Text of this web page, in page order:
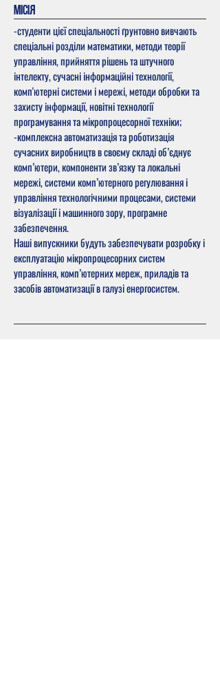
МІСІЯ
-студенти цієї спеціальності ґрунтовно вивчають
спеціальні розділи математики, методи теорії
управління, прийняття рішень та штучного
інтелекту, сучасні інформаційні технології,
комп'ютерні системи і мережі, методи обробки та
захисту інформації, новітні технології
програмування та мікропроцесорної техніки;
-комплексна автоматизація та роботизація
сучасних виробництв в своєму складі об’єднує
комп’ютери, компоненти зв’язку та локальні
мережі, системи комп’ютерного регулювання і
управління технологічними процесами, системи
візуалізації і машинного зору, програмне
забезпечення.
Наші випускники будуть забезпечувати розробку і
експлуатацію мікропроцесорних систем
управління, комп’ютерних мереж, приладів та
засобів автоматизації в галузі енергосистем.